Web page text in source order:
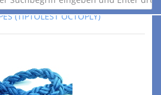
(TIPTOLEST OCTOPLY)